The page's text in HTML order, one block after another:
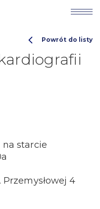
Powrót do listy
starcie
4